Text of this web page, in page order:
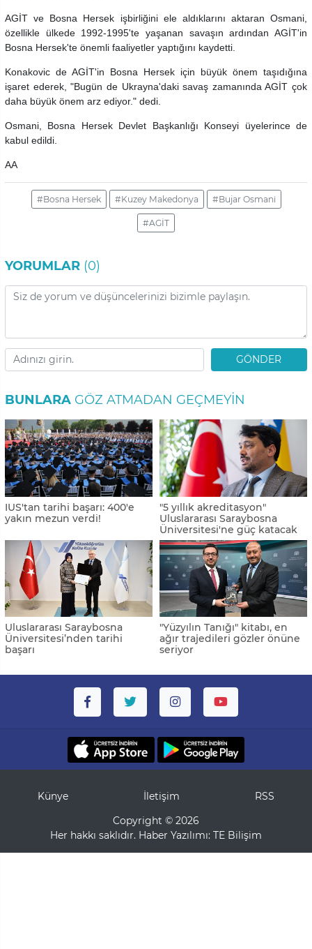
AGİT ve Bosna Hersek işbirliğini ele aldıklarını aktaran Osmani,
özellikle ülkede 1992-1995'te yaşanan savaşın ardından AGİT'in
Bosna Hersek'te önemli faaliyetler yaptığını kaydetti.
Konakovic de AGİT'in Bosna Hersek için büyük önem taşıdığına
işaret ederek, "Bugün de Ukrayna'daki savaş zamanında AGİT çok
daha büyük önem arz ediyor." dedi.
Osmani, Bosna Hersek Devlet Başkanlığı Konseyi üyelerince de
kabul edildi.
AA
#Bosna Hersek #Kuzey Makedonya #Bujar Osmani
#AGİT
YORUMLAR (0)
GÖNDER
BUNLARA GÖZ ATMADAN GEÇMEYIN
IUS'tan tarihi başarı: 400'e
yakın mezun verdi!
"5 yıllık akreditasyon"
Uluslararası Saraybosna
Üniversitesi'ne güç katacak
Uluslararası Saraybosna
Üniversitesi’nden tarihi
başarı
"Yüzyılın Tanığı" kitabı, en
ağır trajedileri gözler önüne
seriyor
Künye İletişim
RSS
Copyright © 2026
Her hakkı saklıdır. Haber Yazılımı: TE Bilişim